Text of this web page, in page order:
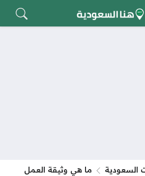
السعودية
ما هي وثيقة العمل